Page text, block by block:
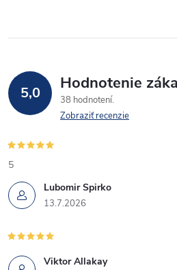
5,0 Hodnotenie
38 hodnotení
Zobraziť recenzie
Lubomir Spirko
13.7.2026
5
Viktor Allakay